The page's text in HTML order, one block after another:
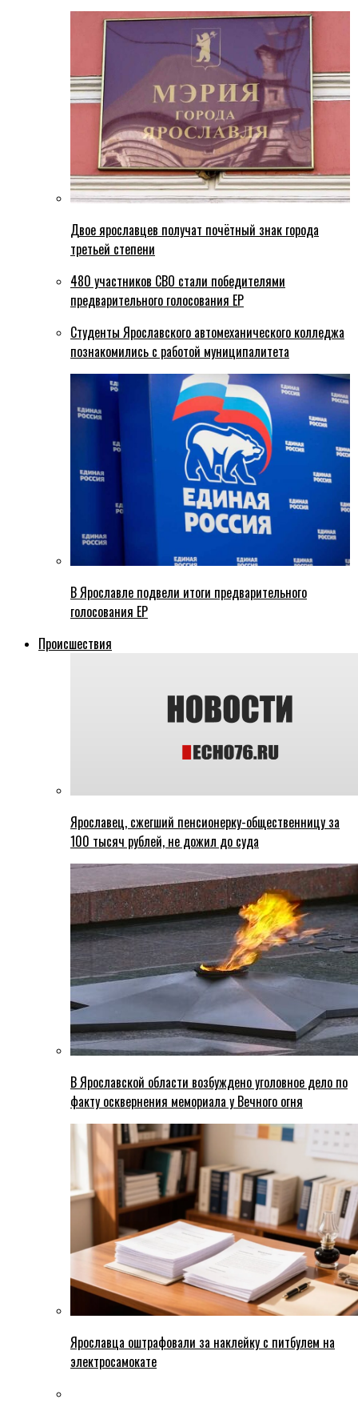
Двое ярославцев получат почётный знак города
третьей степени
480 участников СВО стали победителями
предварительного голосования ЕР
Студенты Ярославского автомеханического колледжа
познакомились с работой муниципалитета
В Ярославле подвели итоги предварительного
голосования ЕР
Происшествия
Ярославец, сжегший пенсионерку-общественницу за
100 тысяч рублей, не дожил до суда
В Ярославской области возбуждено уголовное дело по
факту осквернения мемориала у Вечного огня
Ярославца оштрафовали за наклейку с питбулем на
электросамокате